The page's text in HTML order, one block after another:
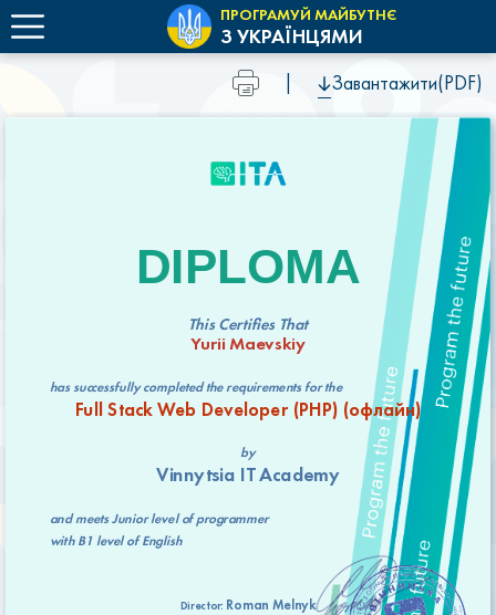
ПРОГРАМУЙ МАЙБУТНЄ
З УКРАЇНЦЯМИ
|
Завантажити(PDF)
DIPLOMA
This Certifies That
Yurii Maevskiy
has successfully completed the requirements for the
Full Stack Web Developer (РНР) (офлайн)
by
Vinnytsia IT Academy
and meetsJunior levelof programmer
withB1 levelof English
Director: Roman Melnyk